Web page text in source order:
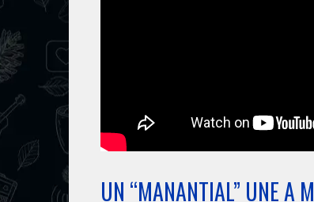
UN “MANANTIAL” UNE A